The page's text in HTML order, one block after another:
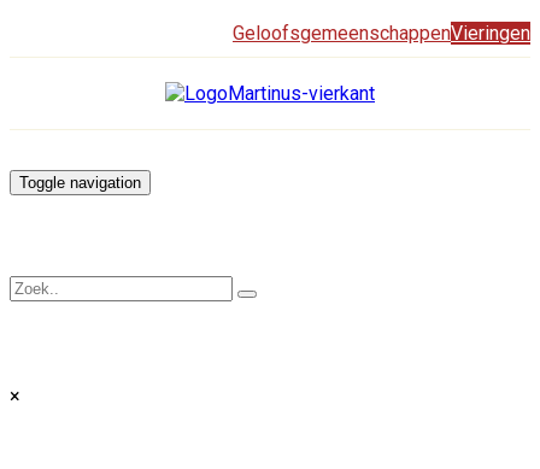
GeloofsgemeenschappenVieringen
Toggle navigation
×